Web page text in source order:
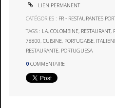
LIEN PERMANENT
CATÉGORIES : FR - RESTAURANTES
TAGS : LA,COLOMBINE, RESTAURANT,
78800,CUISINE, PORTUGAISE,
RESTAURANTE, PORTUGUESA
0 COMMENTAIRE